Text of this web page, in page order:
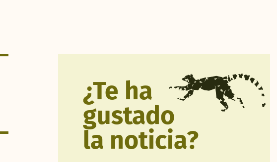
¿Te ha
gustado
la noticia?